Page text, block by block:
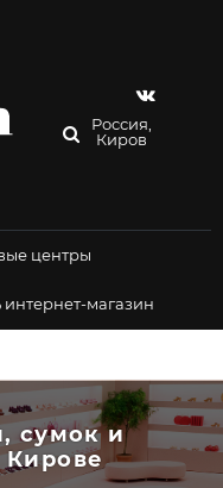
Россия,
Киров
центры
интернет-магазин
сумок и
Кирове